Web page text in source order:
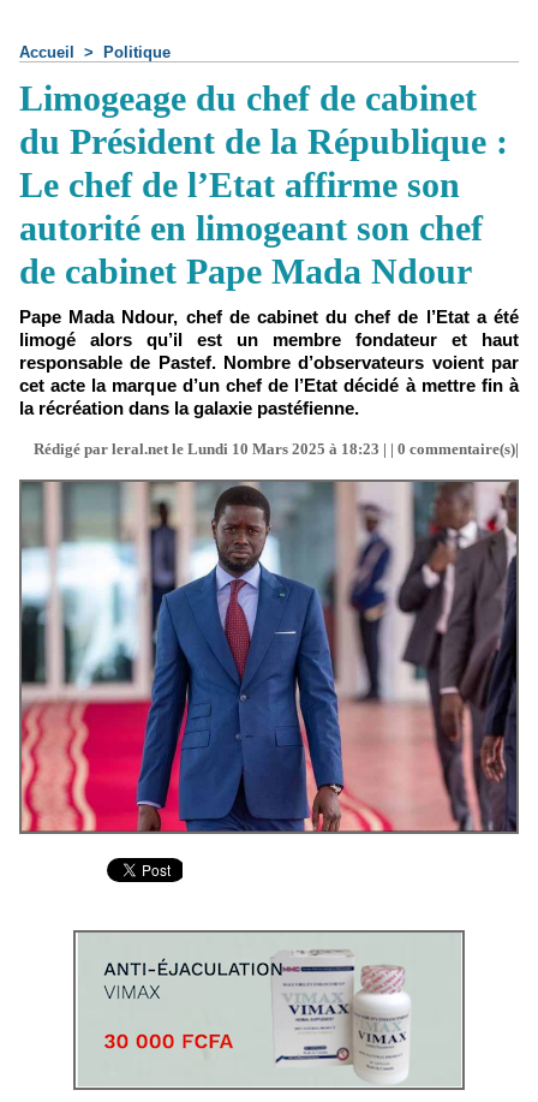
Accueil > Politique
Limogeage du chef de cabinet
du Président de la République :
Le chef de l’Etat affirme son
autorité en limogeant son chef
de cabinet Pape Mada Ndour
Pape Mada Ndour, chef de cabinet du chef de l’Etat a été
limogé alors qu’il est un membre fondateur et haut
responsable de Pastef. Nombre d’observateurs voient par
cet acte la marque d’un chef de l’Etat décidé à mettre fin à
la récréation dans la galaxie pastéfienne.
Rédigé par leral.net le Lundi 10 Mars 2025 à 18:23 | | 0 commentaire(s)|